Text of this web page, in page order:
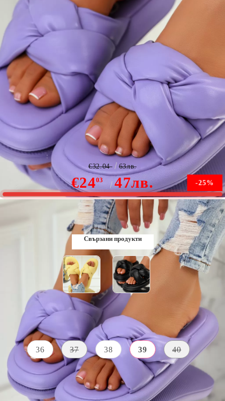
Дамски чехли Florianne лилаво #10613
-25%
€2403 47лв.
€32.04 63лв.
В наличност
Свързани продукти
Размер на обувки: Таблица с размери
36 37 38 39 40
ЦВЯТ
лилаво
ВИСОЧИНА НА
ПОДМЕТКАТА
3 CM